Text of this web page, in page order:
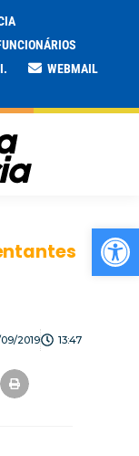
WEBMAIL
2019 13:47